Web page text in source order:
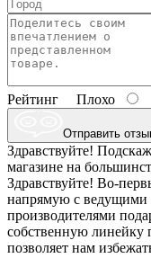
Рейтинг Плохо
Отправить
Здравствуйте!
магазине на
Здравствуйте! Во-
напрямую с ведущими
производителями
собственную линейку
позволяет нам